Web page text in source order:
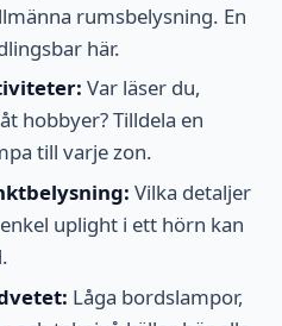
rumsbelysning. En
här.
Var läser du,
hobbyer? Tilldela en
till varje zon.
Vilka detaljer
uplight i ett hörn kan
Låga bordslampor,